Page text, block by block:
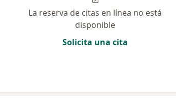
La reserva de citas en línea no está
disponible
Solicita una cita